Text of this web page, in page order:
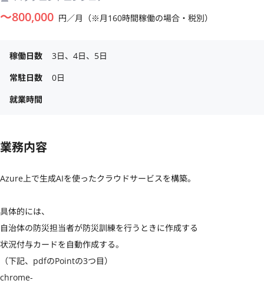
〜800,000 円／月（※月160時間稼働の場合・税別）
稼働日数
3日、4日、5日
常駐日数
0日
就業時間
業務内容
Azure上で生成AIを使ったクラウドサービスを構築。
具体的には、
自治体の防災担当者が防災訓練を行うときに作成する
状況付与カードを自動作成する。
（下記、pdfのPointの3つ目）
chrome-